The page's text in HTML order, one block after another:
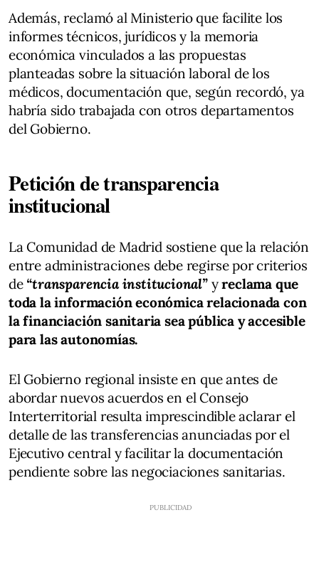
Además, reclamó al Ministerio que facilite los
informes técnicos, jurídicos y la memoria
económica vinculados a las propuestas
planteadas sobre la situación laboral de los
médicos, documentación que, según recordó, ya
habría sido trabajada con otros departamentos
del Gobierno.
Petición de transparencia
institucional
La Comunidad de Madrid sostiene que la relación
entre administraciones debe regirse por criterios
de “transparencia institucional”yreclama que
toda la información económica relacionada con
la financiación sanitaria sea pública y accesible
para las autonomías.
El Gobierno regional insiste en que antes de
abordar nuevos acuerdos en el Consejo
Interterritorial resulta imprescindible aclarar el
detalle de las transferencias anunciadas por el
Ejecutivo central y facilitar la documentación
pendiente sobre las negociaciones sanitarias.